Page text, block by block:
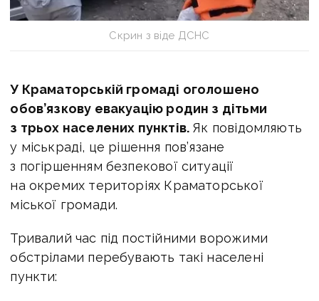
Скрин з віде ДСНС
У Краматорській громаді оголошено
обов’язкову евакуацію родин з дітьми
з трьох населених пунктів. Як повідомляють
у міськраді, це рішення пов’язане
з погіршенням безпекової ситуації
на окремих територіях Краматорської
міської громади.
Тривалий час під постійними ворожими
обстрілами перебувають такі населені
пункти: